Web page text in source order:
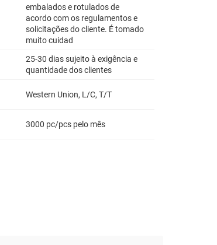
embalados e rotulados de
acordo com os regulamentos e
solicitações do cliente. É tomado
muito cuidad
25-30 dias sujeito à exigência e
quantidade dos clientes
Western Union, L/C, T/T
3000 pc/pcs pelo mês